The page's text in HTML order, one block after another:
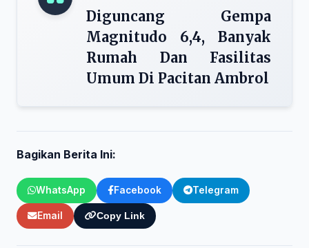
Diguncang Gempa
Magnitudo 6,4, Banyak
Rumah Dan Fasilitas
Umum Di Pacitan Ambrol
Bagikan Berita Ini:
WhatsApp Facebook Telegram
Email Copy Link